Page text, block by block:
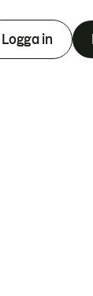
Logga in